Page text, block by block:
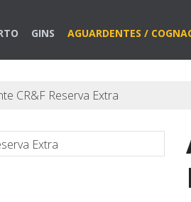
GINS AGUARDENTES /
CR&F Reserva Extra